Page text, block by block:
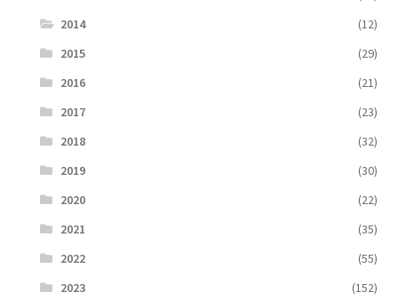
2014
(12)
2015
(29)
2016
(21)
2017
(23)
2018
(32)
2019
(30)
2020
(22)
2021
(35)
2022
(55)
2023
(152)